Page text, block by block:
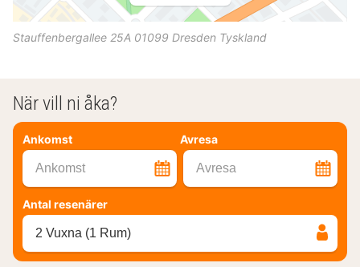
Stauffenbergallee 25A 01099 Dresden Tyskland
När vill ni åka?
Ankomst Avresa
Ankomst Avresa
Antal resenärer
2 Vuxna (1 Rum)